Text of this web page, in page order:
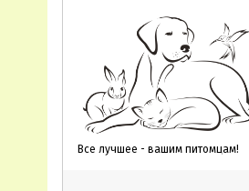
Все лучшее - вашим питомцам!